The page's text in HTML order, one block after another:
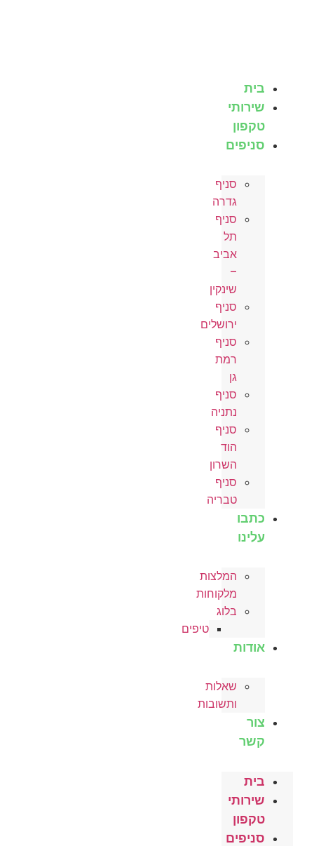
בית
שירותי
טקפון
סניפים
סניף
גדרה
סניף
תל
אביב
–
שינקין
סניף
ירושלים
סניף
רמת
גן
סניף
נתניה
סניף
הוד
השרון
סניף
טבריה
כתבו
עלינו
המלצות
מלקוחות
בלוג
טיפים
אודות
שאלות
ותשובות
צור
קשר
בית
שירותי
טקפון
סניפים